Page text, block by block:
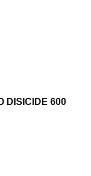
DISICIDE 600